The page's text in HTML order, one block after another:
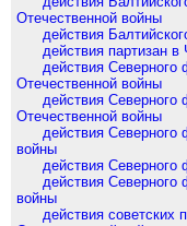
Отечественной войны
действия
действия партизан
действия Северного
Отечественной войны
действия Северного
Отечественной войны
действия Северного
войны
действия
действия Северного
войны
действия советских